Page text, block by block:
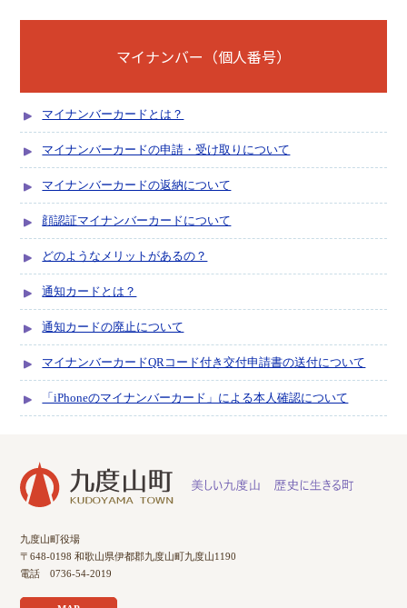
マイナンバー（個人番号）
マイナンバーカードとは？
マイナンバーカードの申請・受け取りについて
マイナンバーカードの返納について
顔認証マイナンバーカードについて
どのようなメリットがあるの？
通知カードとは？
通知カードの廃止について
マイナンバーカードQRコード付き交付申請書の送付について
「iPhoneのマイナンバーカード」による本人確認について
九度山町役場
〒648-0198 和歌山県伊都郡九度山町九度山1190
電話 0736-54-2019